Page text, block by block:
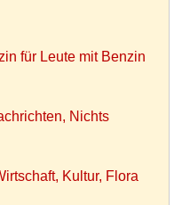
für Leute mit Benzin
Nichts
Kultur, Flora